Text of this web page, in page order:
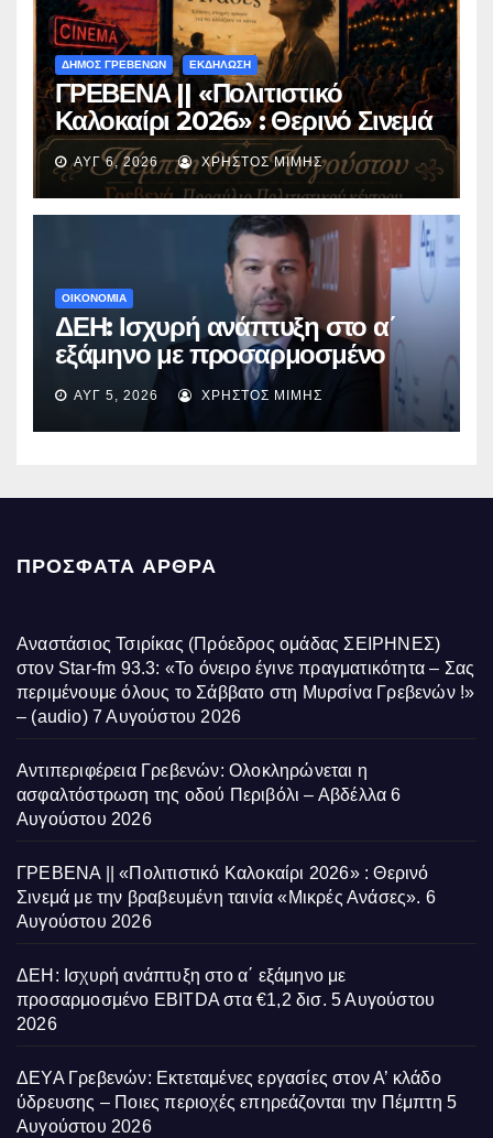
ΔΗΜΟΣ ΓΡΕΒΕΝΩΝ ΕΚΔΗΛΩΣΗ
ΓΡΕΒΕΝΑ || «Πολιτιστικό
Καλοκαίρι 2026» : Θερινό Σινεμά
με την βραβευμένη ταινία
«Μικρές Ανάσες».
ΑΥΓ 6, 2026 ΧΡΉΣΤΟΣ ΜΊΜΗΣ
ΟΙΚΟΝΟΜΙΑ
ΔΕΗ: Ισχυρή ανάπτυξη στο α΄
εξάμηνο με προσαρμοσμένο
EBITDA στα €1,2 δισ.
ΑΥΓ 5, 2026 ΧΡΉΣΤΟΣ ΜΊΜΗΣ
ΠΡΌΣΦΑΤΑ ΆΡΘΡΑ
Αναστάσιος Τσιρίκας (Πρόεδρος ομάδας ΣΕΙΡΗΝΕΣ)
στον Star-fm 93.3: «Το όνειρο έγινε πραγματικότητα – Σας
περιμένουμε όλους το Σάββατο στη Μυρσίνα Γρεβενών !»
– (audio) 7 Αυγούστου 2026
Αντιπεριφέρεια Γρεβενών: Ολοκληρώνεται η
ασφαλτόστρωση της οδού Περιβόλι – Αβδέλλα 6
Αυγούστου 2026
ΓΡΕΒΕΝΑ || «Πολιτιστικό Καλοκαίρι 2026» : Θερινό
Σινεμά με την βραβευμένη ταινία «Μικρές Ανάσες». 6
Αυγούστου 2026
ΔΕΗ: Ισχυρή ανάπτυξη στο α΄ εξάμηνο με
προσαρμοσμένο EBITDA στα €1,2 δισ. 5 Αυγούστου
2026
ΔΕΥΑ Γρεβενών: Εκτεταμένες εργασίες στον Α’ κλάδο
ύδρευσης – Ποιες περιοχές επηρεάζονται την Πέμπτη 5
Αυγούστου 2026